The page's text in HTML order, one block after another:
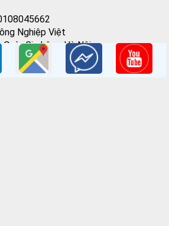
Nghiệp Việt
Gia Lâm- Hà Nội
Nguyên Vinoceanpark
Đa Tốn, Gia Lâm, HN